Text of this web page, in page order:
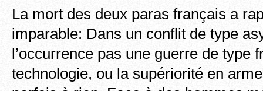
La mort des deux paras français a
imparable: Dans un conflit de type
l’occurrence pas une guerre de type
technologie, ou la supériorité en